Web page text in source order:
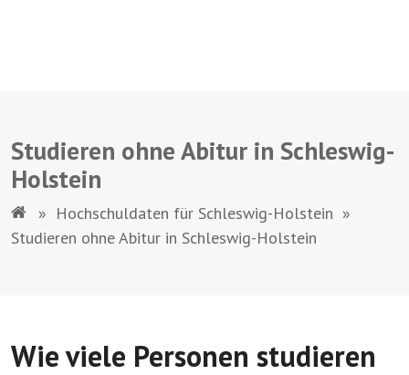
Studieren ohne Abitur in Schleswig-
Holstein
» Hochschuldaten für Schleswig-Holstein »
Studieren ohne Abitur in Schleswig-Holstein
Wie viele Personen studieren